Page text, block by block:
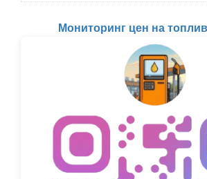
Мониторинг цен на